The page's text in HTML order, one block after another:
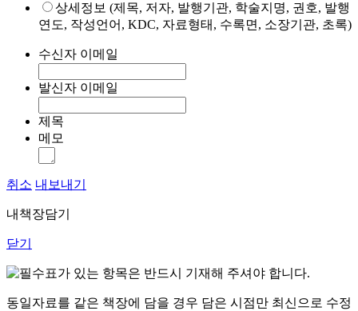
상세정보 (제목, 저자, 발행기관, 학술지명, 권호, 발행
연도, 작성언어, KDC, 자료형태, 수록면, 소장기관, 초록)
수신자 이메일
발신자 이메일
제목
메모
취소 내보내기
내책장담기
닫기
표가 있는 항목은 반드시 기재해 주셔야 합니다.
동일자료를 같은 책장에 담을 경우 담은 시점만 최신으로 수정